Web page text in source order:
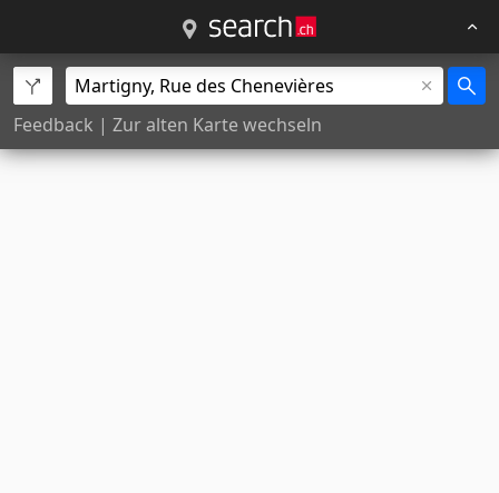
Feedback | Zur alten Karte wechseln